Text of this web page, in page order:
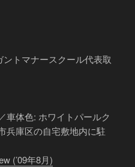
トマナースクール代表取
車体色: ホワイトパールク
兵庫区の自宅敷地内に駐
(’09年8月)